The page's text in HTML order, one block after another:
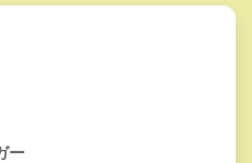
ー